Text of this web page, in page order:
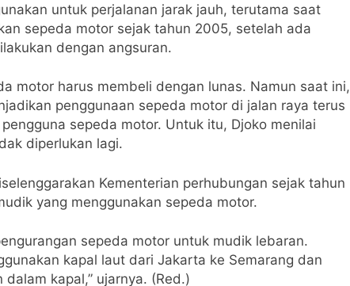
untuk perjalanan jarak jauh, terutama saat
sepeda motor sejak tahun 2005, setelah ada
dengan angsuran.
motor harus membeli dengan lunas. Namun saat ini,
penggunaan sepeda motor di jalan raya terus
sepeda motor. Untuk itu, Djoko menilai
diperlukan lagi.
Kementerian perhubungan sejak tahun
yang menggunakan sepeda motor.
sepeda motor untuk mudik lebaran.
kapal laut dari Jakarta ke Semarang dan
kapal,” ujarnya. (Red.)